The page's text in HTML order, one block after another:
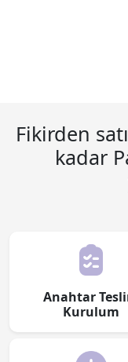
Fikirden
kadar
Anahtar
Kurulum